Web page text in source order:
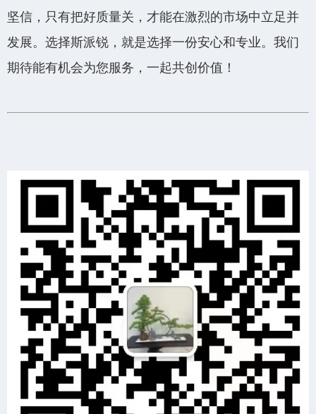
坚信，只有把好质量关，才能在激烈的市场中立足并
发展。选择斯派锐，就是选择一份安心和专业。我们
期待能有机会为您服务，一起共创价值！